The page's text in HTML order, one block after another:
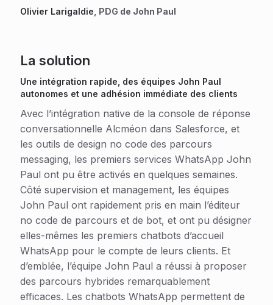
Olivier Larigaldie , PDG de John Paul
La solution
Une intégration rapide, des équipes John Paul
autonomes et une adhésion immédiate des clients
Avec l’intégration native de la console de réponse
conversationnelle Alcméon dans Salesforce, et
les outils de design no code des parcours
messaging, les premiers services WhatsApp John
Paul ont pu être activés en quelques semaines.
Côté supervision et management, les équipes
John Paul ont rapidement pris en main l’éditeur
no code de parcours et de bot, et ont pu désigner
elles-mêmes les premiers chatbots d’accueil
WhatsApp pour le compte de leurs clients. Et
d’emblée, l’équipe John Paul a réussi à proposer
des parcours hybrides remarquablement
efficaces. Les chatbots WhatsApp permettent de